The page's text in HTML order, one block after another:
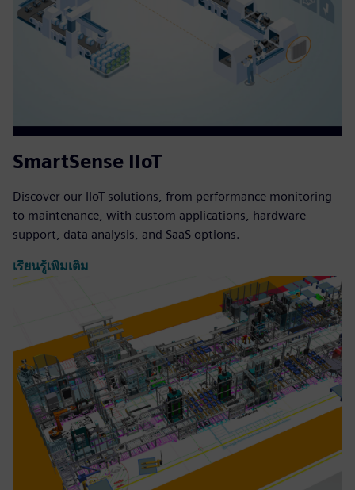
SmartSense IIoT
Discover our IIoT solutions, from performance monitoring
to maintenance, with custom applications, hardware
support, data analysis, and SaaS options.
เรียนรู้เพิ่มเติม